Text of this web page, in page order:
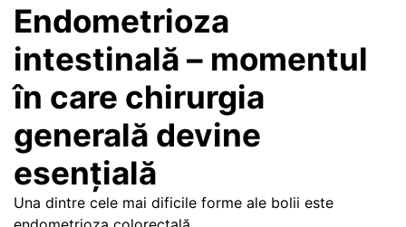
Endometrioza
intestinală – momentul
în care chirurgia
generală devine
esențială
Una dintre cele mai dificile forme ale bolii este